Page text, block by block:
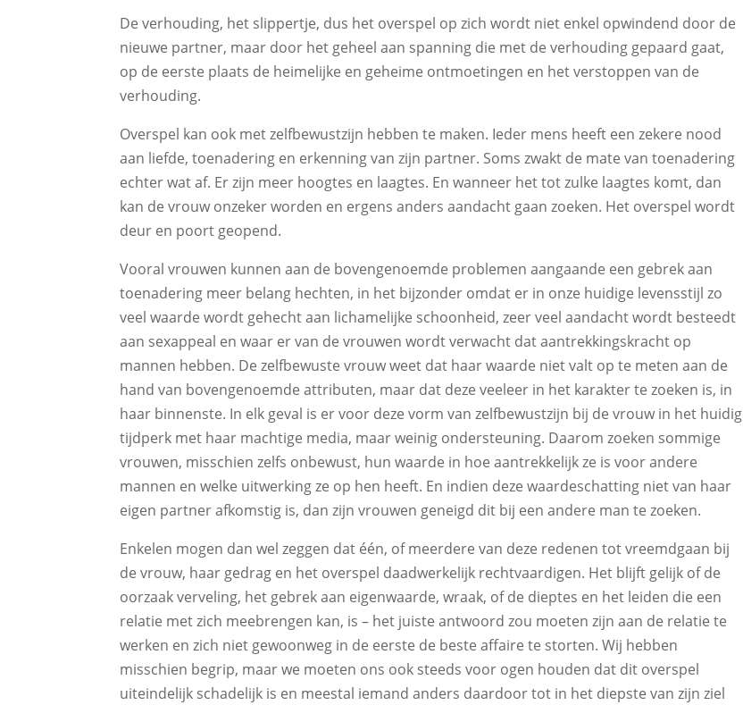
De verhouding, het slippertje, dus het overspel op zich wordt niet enkel opwindend door de
nieuwe partner, maar door het geheel aan spanning die met de verhouding gepaard gaat,
op de eerste plaats de heimelijke en geheime ontmoetingen en het verstoppen van de
verhouding.
Overspel kan ook met zelfbewustzijn hebben te maken. Ieder mens heeft een zekere nood
aan liefde, toenadering en erkenning van zijn partner. Soms zwakt de mate van toenadering
echter wat af. Er zijn meer hoogtes en laagtes. En wanneer het tot zulke laagtes komt, dan
kan de vrouw onzeker worden en ergens anders aandacht gaan zoeken. Het overspel wordt
deur en poort geopend.
Vooral vrouwen kunnen aan de bovengenoemde problemen aangaande een gebrek aan
toenadering meer belang hechten, in het bijzonder omdat er in onze huidige levensstijl zo
veel waarde wordt gehecht aan lichamelijke schoonheid, zeer veel aandacht wordt besteedt
aan sexappeal en waar er van de vrouwen wordt verwacht dat aantrekkingskracht op
mannen hebben. De zelfbewuste vrouw weet dat haar waarde niet valt op te meten aan de
hand van bovengenoemde attributen, maar dat deze veeleer in het karakter te zoeken is, in
haar binnenste. In elk geval is er voor deze vorm van zelfbewustzijn bij de vrouw in het huidig
tijdperk met haar machtige media, maar weinig ondersteuning. Daarom zoeken sommige
vrouwen, misschien zelfs onbewust, hun waarde in hoe aantrekkelijk ze is voor andere
mannen en welke uitwerking ze op hen heeft. En indien deze waardeschatting niet van haar
eigen partner afkomstig is, dan zijn vrouwen geneigd dit bij een andere man te zoeken.
Enkelen mogen dan wel zeggen dat één, of meerdere van deze redenen tot vreemdgaan bij
de vrouw, haar gedrag en het overspel daadwerkelijk rechtvaardigen. Het blijft gelijk of de
oorzaak verveling, het gebrek aan eigenwaarde, wraak, of de dieptes en het leiden die een
relatie met zich meebrengen kan, is – het juiste antwoord zou moeten zijn aan de relatie te
werken en zich niet gewoonweg in de eerste de beste affaire te storten. Wij hebben
misschien begrip, maar we moeten ons ook steeds voor ogen houden dat dit overspel
uiteindelijk schadelijk is en meestal iemand anders daardoor tot in het diepste van zijn ziel